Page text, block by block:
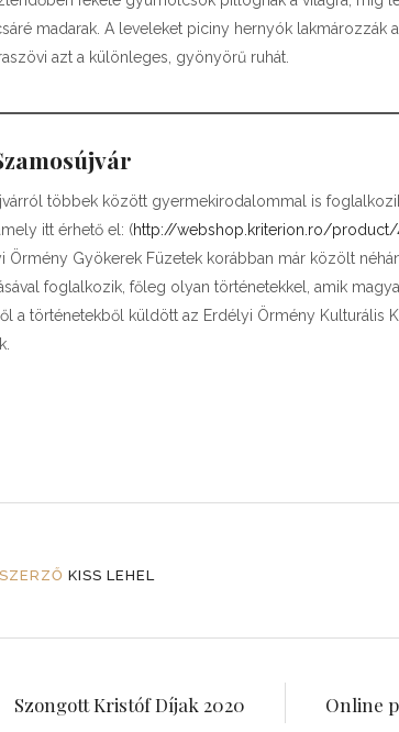
madarak. A leveleket piciny hernyók lakmározzák
azt a különleges, gyönyörű ruhát.
többek között gyermekirodalommal is
itt érhető el: (http://webshop.kriterion.ro/
Örmény Gyökerek Füzetek korábban már közölt
foglalkozik, főleg olyan történetekkel, amik
a történetekből küldött az Erdélyi Örmény Kulturális
SZERZŐ KISS LEHEL
Szongott Kristóf Díjak 2020 Online